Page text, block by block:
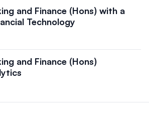
and Finance (Hons) with a
Technology
and Finance (Hons)